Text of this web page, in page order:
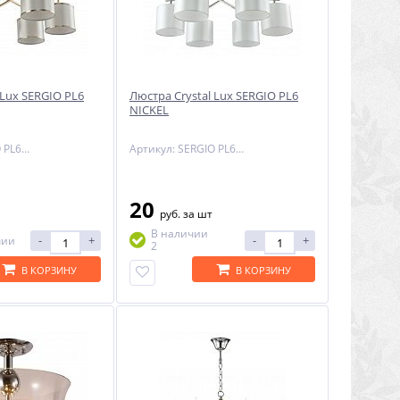
SERGIO PL6
Артикул: SERGIO PL6 GOLD
- +
В КОРЗИНУ
Люстра Crystal Lux SERGIO PL6
NICKEL
Артикул: SERGIO PL6 NICKEL
20 руб.за шт
В наличии
2
- +
В КОРЗИНУ